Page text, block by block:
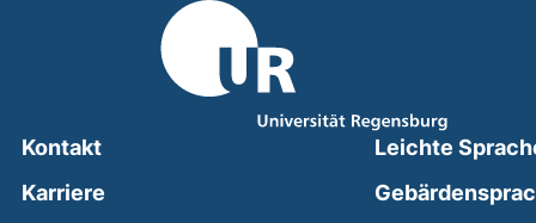
Kontakt
Karriere
Leichte